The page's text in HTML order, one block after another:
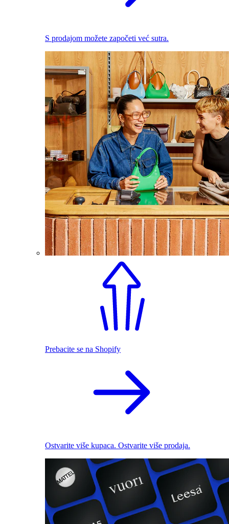
S prodajom možete započeti već sutra.
Prebacite se na Shopify
Ostvarite više kupaca. Ostvarite više prodaja.